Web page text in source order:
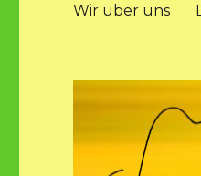
Wir über uns